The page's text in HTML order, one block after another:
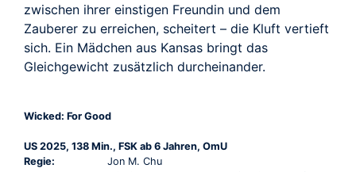
zwischen ihrer einstigen Freundin und dem
Zauberer zu erreichen, scheitert – die Kluft vertieft
sich. Ein Mädchen aus Kansas bringt das
Gleichgewicht zusätzlich durcheinander.
Wicked: For Good
US 2025, 138 Min., FSK ab 6 Jahren, OmU
Regie:
Jon M. Chu